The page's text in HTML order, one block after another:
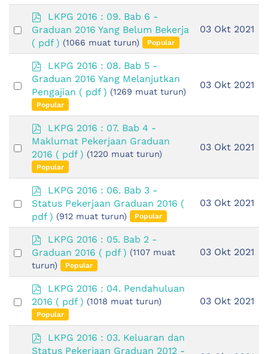
item
Select
item
p
d
f
LKPG 2016 : 09. Bab 6 -
Graduan 2016 Yang Belum Bekerja
( pdf ) (1066 muat turun) Popular
03 Okt 2021
Select
item
p
d
f
LKPG 2016 : 08. Bab 5 -
Graduan 2016 Yang Melanjutkan
Pengajian ( pdf ) (1269 muat turun)
Popular
03 Okt 2021
Select
item
p
d
f
LKPG 2016 : 07. Bab 4 -
Maklumat Pekerjaan Graduan
2016 ( pdf ) (1220 muat turun)
Popular
03 Okt 2021
Select
item
p
d
f
LKPG 2016 : 06. Bab 3 -
Status Pekerjaan Graduan 2016 (
pdf ) (912 muat turun) Popular
03 Okt 2021
Select
item
p
d
f
LKPG 2016 : 05. Bab 2 -
Graduan 2016 ( pdf ) (1107 muat
turun)
Popular
03 Okt 2021
Select
item
p
d
f
LKPG 2016 : 04. Pendahuluan
2016 ( pdf ) (1018 muat turun)
Popular
03 Okt 2021
p
d
LKPG 2016 : 03. Keluaran dan
Status Pekerjaan Graduan 2012 -